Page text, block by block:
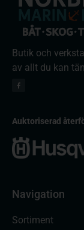
Butik och
av allt du kan
Auktoriserad
Navigation
Sortiment